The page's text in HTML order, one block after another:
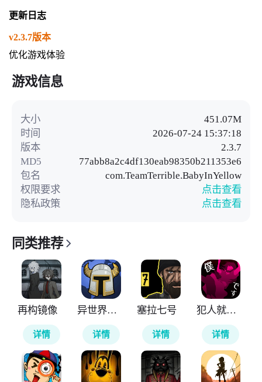
更新日志
v2.3.7版本
优化游戏体验
游戏信息
大小
451.07M
时间
2026-07-24 15:37:18
版本
2.3.7
MD5
77abb8a2c4df130eab98350b211353e6
包名
com.TeamTerrible.BabyInYellow
权限要求
点击查看
隐私政策
点击查看
同类推荐
再构镜像
详情
异世界勇者
详情
塞拉七号
详情
犯人就是我
详情